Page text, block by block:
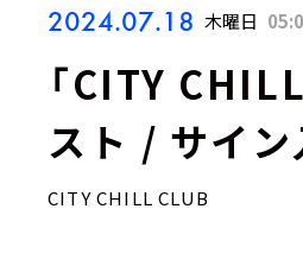
2024.07.18 木曜日
「CITY
スト / サイン
CITY CHILL CLUB